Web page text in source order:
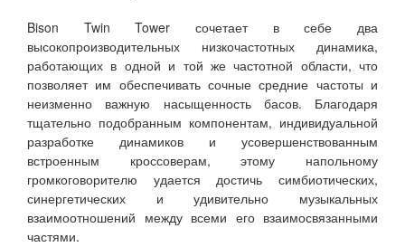
Bison Twin Tower сочетает в себе два
высокопроизводительных низкочастотных динамика,
работающих в одной и той же частотной области, что
позволяет им обеспечивать сочные средние частоты и
неизменно важную насыщенность басов. Благодаря
тщательно подобранным компонентам, индивидуальной
разработке динамиков и усовершенствованным
встроенным кроссоверам, этому напольному
громкоговорителю удается достичь симбиотических,
синергетических и удивительно музыкальных
взаимоотношений между всеми его взаимосвязанными
частями.